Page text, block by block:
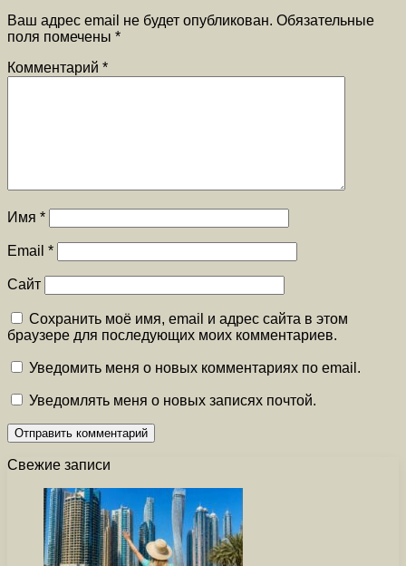
Ваш адрес email не будет опубликован. Обязательные
поля помечены *
Комментарий *
Имя *
Email *
Сайт
Сохранить моё имя, email и адрес сайта в этом
браузере для последующих моих комментариев.
Уведомить меня о новых комментариях по email.
Уведомлять меня о новых записях почтой.
Свежие записи